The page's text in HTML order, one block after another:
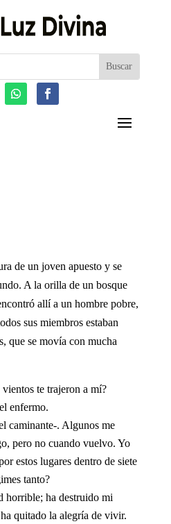
de un joven apuesto y se
A la orilla de un bosque
allí a un hombre pobre,
sus miembros estaban
que se movía con mucha
te trajeron a mí?
enfermo.
caminante-. Algunos me
pero no cuando vuelvo. Yo
estos lugares dentro de siete
tanto?
horrible; ha destruido mi
quitado la alegría de vivir.